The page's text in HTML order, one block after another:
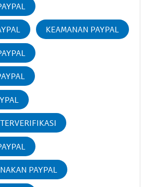
KEAMANAN PAYPAL
PAYPAL